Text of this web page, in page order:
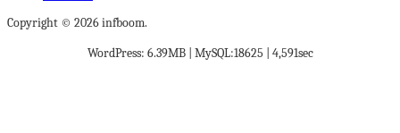
Copyright © 2026 infboom.
WordPress: 6.39MB | MySQL:18625 | 4,591sec